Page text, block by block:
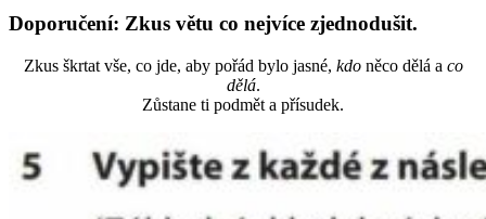
Doporučení: Zkus větu co nejvíce zjednodušit.
Zkus škrtat vše, co jde, aby pořád bylo jasné, kdoněco dělá a co
dělá.
Zůstane ti podmět a přísudek.